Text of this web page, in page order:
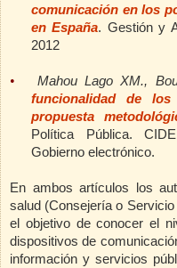
comunicación en los
en España. Gestión y
2012
• Mahou Lago XM.,
funcionalidad de los
propuesta
Política Pública.
Gobierno electrónico.
En ambos artículos los
salud (Consejería o
el objetivo de conocer el
dispositivos de
información y servicios